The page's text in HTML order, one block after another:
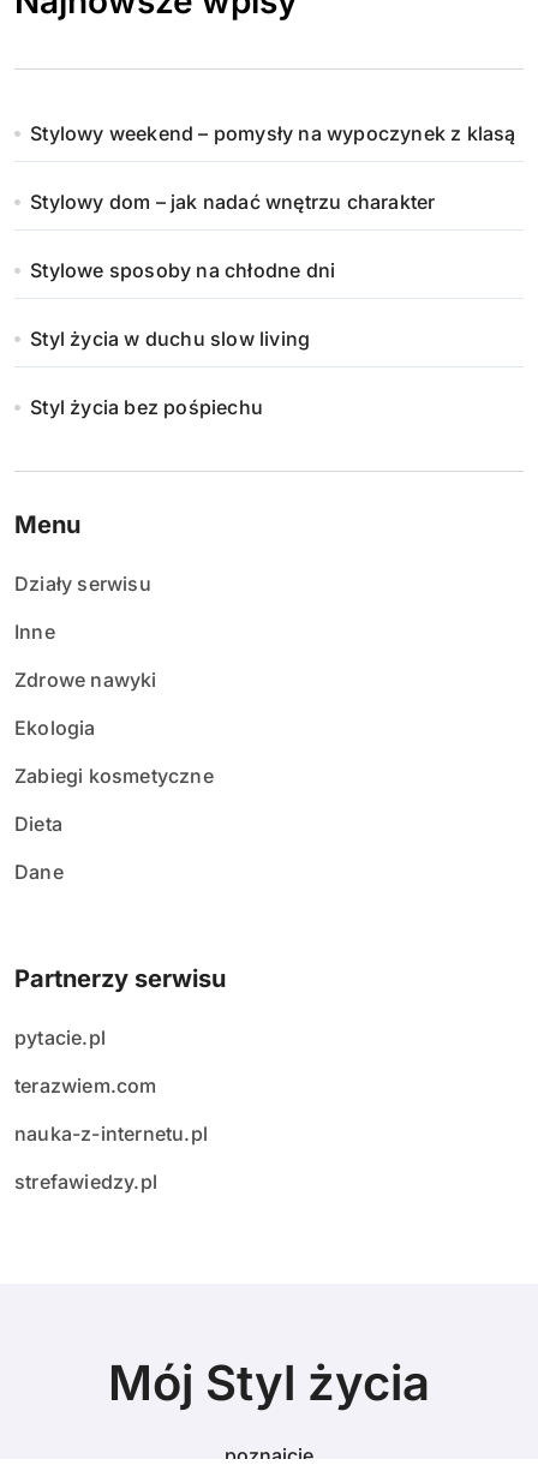
Stylowy weekend – pomysły na wypoczynek z klasą
Stylowy dom – jak nadać wnętrzu charakter
Stylowe sposoby na chłodne dni
Styl życia w duchu slow living
Styl życia bez pośpiechu
Menu
Działy serwisu
Inne
Zdrowe nawyki
Ekologia
Zabiegi kosmetyczne
Dieta
Dane
Partnerzy serwisu
pytacie.pl
terazwiem.com
nauka-z-internetu.pl
strefawiedzy.pl
Mój Styl życia
poznajcie